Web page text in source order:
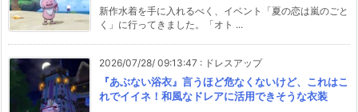
新作水着を手に入れるべく、イベント「夏の恋は嵐のごと
く」に行ってきました。「オト ...
2026/07/28/ 09:13:47 : ドレスアップ
『あぶない浴衣』言うほど危なくないけど、これはこ
れでイイネ！和風なドレアに活用できそうな衣装